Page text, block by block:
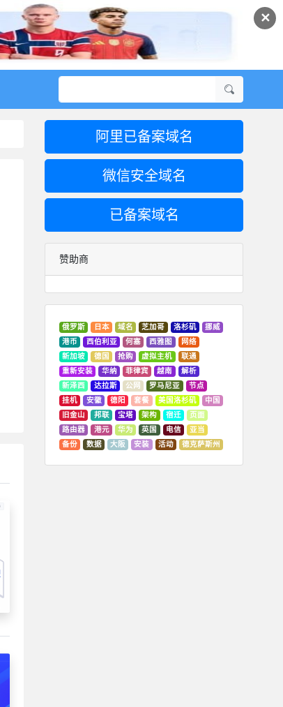
✕
阿里已备案域名
微信安全域名
已备案域名
赞助商
俄罗斯 日本 域名 芝加哥 洛杉矶
挪威
港币
西伯利亚 何塞 西雅图
网络
新加坡
德国 抢购 虚拟主机
联通
重新安装
华纳 菲律宾 越南
解析
新泽西
达拉斯 公网 罗马尼亚
节点
挂机
安徽 德阳 套餐 美国洛杉矶
中国
旧金山
邦联 宝塔 架构 宿迁
页面
路由器
港元 华为 英国 电信
亚当
备份
数据 大阪 安装 活动 德克萨斯州